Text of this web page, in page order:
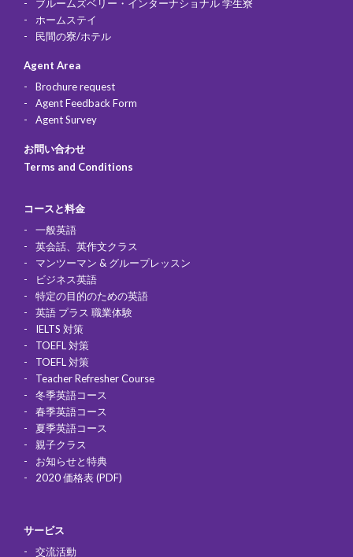
ブルームズベリー・インターナショナル 学生寮
ホームステイ
民間の寮/ホテル
Agent Area
Brochure request
Agent Feedback Form
Agent Survey
お問い合わせ
Terms and Conditions
コースと料金
一般英語
英会話、英作文クラス
マンツーマン & グループレッスン
ビジネス英語
特定の目的のための英語
英語 プラス 職業体験
IELTS 対策
TOEFL 対策
TOEFL 対策
Teacher Refresher Course
冬季英語コース
春季英語コース
夏季英語コース
親子クラス
お知らせと特典
2020 価格表 (PDF)
サービス
交流活動